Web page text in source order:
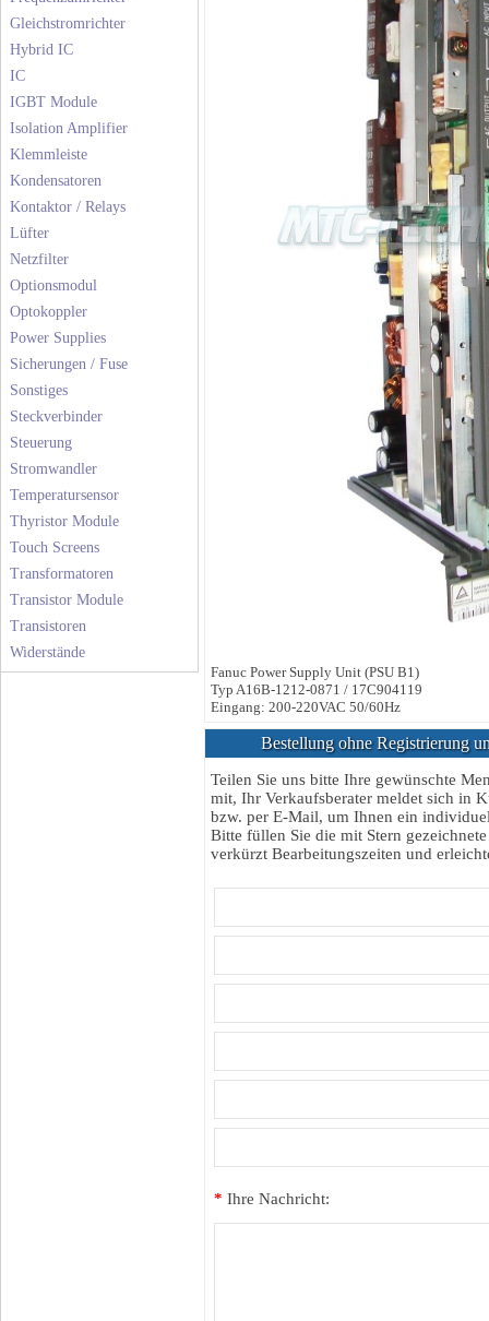
Gleichstromrichter
Hybrid IC
IC
IGBT Module
Isolation Amplifier
Klemmleiste
Kondensatoren
Kontaktor / Relays
Lüfter
Netzfilter
Optionsmodul
Optokoppler
Power Supplies
Sicherungen / Fuse
Sonstiges
Steckverbinder
Steuerung
Stromwandler
Temperatursensor
Thyristor Module
Touch Screens
Transformatoren
Transistor Module
Transistoren
Widerstände
Fanuc Power Supply Unit (PSU B1)
Typ A16B-1212-0871 / 17C904119
Eingang: 200-220VAC 50/60Hz
Bestellung ohne Registrierung
Teilen Sie uns bitte Ihre gewünschte
mit, Ihr Verkaufsberater meldet sich in
bzw. per E-Mail, um Ihnen ein
Bitte füllen Sie die mit Stern
verkürzt Bearbeitungszeiten und
* Ihre Nachricht: